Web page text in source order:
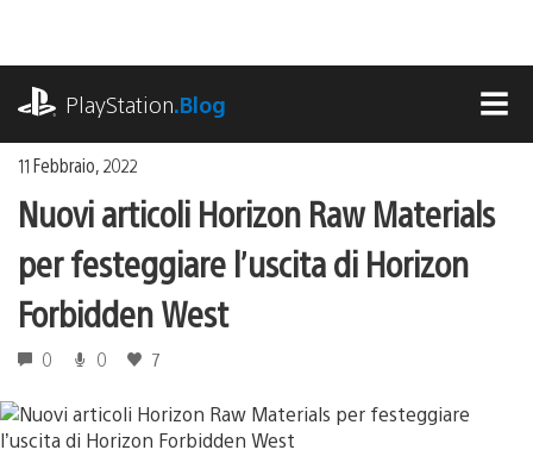
contenuto
PlayStation.Blog
11 Febbraio, 2022
Nuovi articoli Horizon Raw Materials
per festeggiare l’uscita di Horizon
Forbidden West
0 0 7